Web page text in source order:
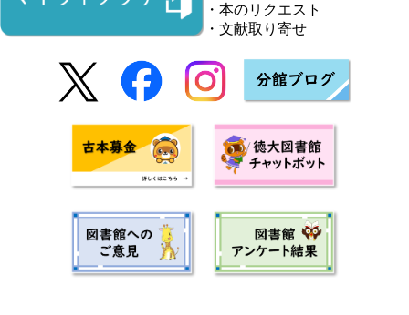
・本のリクエスト
・文献取り寄せ